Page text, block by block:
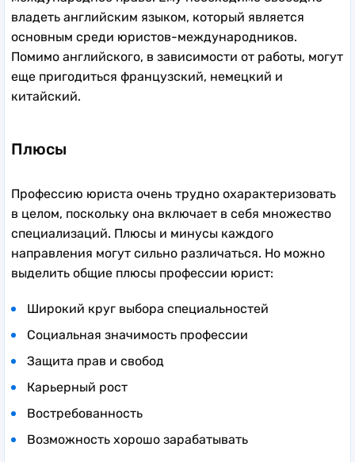
владеть английским языком, который является
основным среди юристов-международников.
Помимо английского, в зависимости от работы, могут
еще пригодиться французский, немецкий и
китайский.
Плюсы
Профессию юриста очень трудно охарактеризовать
в целом, поскольку она включает в себя множество
специализаций. Плюсы и минусы каждого
направления могут сильно различаться. Но можно
выделить общие плюсы профессии юрист:
Широкий круг выбора специальностей
Социальная значимость профессии
Защита прав и свобод
Карьерный рост
Востребованность
Возможность хорошо зарабатывать